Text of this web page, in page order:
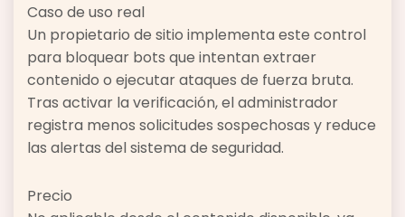
Caso de uso real
Un propietario de sitio implementa este control
para bloquear bots que intentan extraer
contenido o ejecutar ataques de fuerza bruta.
Tras activar la verificación, el administrador
registra menos solicitudes sospechosas y reduce
las alertas del sistema de seguridad.
Precio